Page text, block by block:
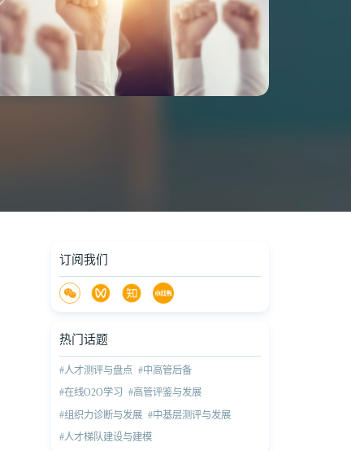
订阅我们
热门话题
#人才测评与盘点 #中高管后备
#在线O2O学习 #高管评鉴与发展
#组织力诊断与发展 #中基层测评与发展
#人才梯队建设与建模